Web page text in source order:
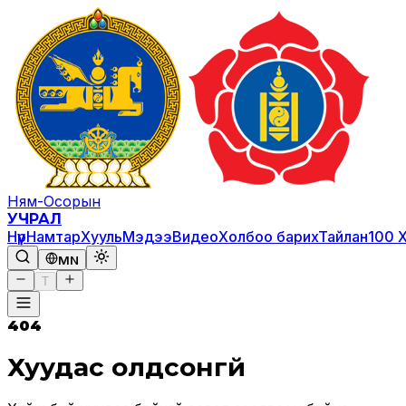
Ням-Осорын
УЧРАЛ
НүүрНамтарХуульМэдээВидеоХолбоо барихТайлан100
MN
T
404
Хуудас олдсонгүй